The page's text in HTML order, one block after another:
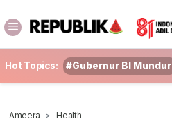
Hot Topics: #Gubernur BI Mundur
Ameera Health